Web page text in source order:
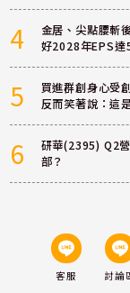
4
金居、尖點腰斬
好2028年EPS達
5
買進群創身心受
反而笑著說：這
6
研華(2395) Q2
部？
客服 討論